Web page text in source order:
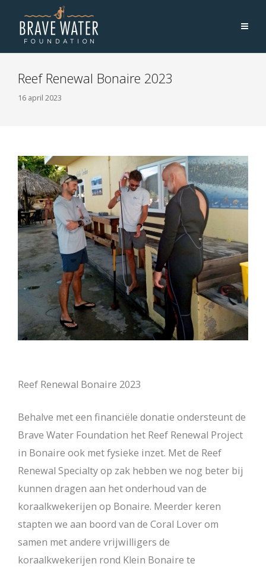
Reef Renewal Bonaire 2023
16 april 2023
Reef Renewal Bonaire 2023
Behalve met een financiële donatie ondersteunt de
Brave Water Foundation het Reef Renewal Project
in Bonaire ook met fysieke inzet. Met de Reef
Renewal Specialty op zak hebben we nog beter bij
kunnen dragen aan het onderhoud van de
koraalkwekerijen op Bonaire. Meerder keren
stapten we aan boord van de Coral Lover om
samen met andere vrijwilligers de
koraalkwekerijen rond Klein Bonaire te